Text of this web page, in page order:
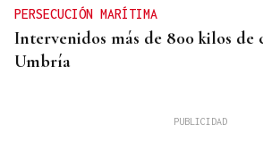
PERSECUCIÓN MARÍTIMA
Intervenidos más de 800 kilos de
Umbría